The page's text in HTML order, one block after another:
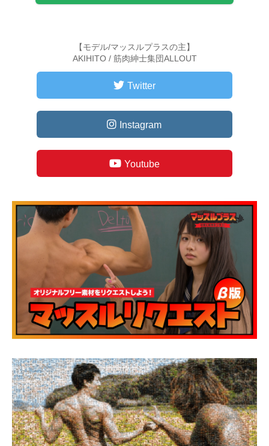
【モデル/マッスルプラスの主】
AKIHITO / 筋肉紳士集団ALLOUT
Twitter
Instagram
Youtube